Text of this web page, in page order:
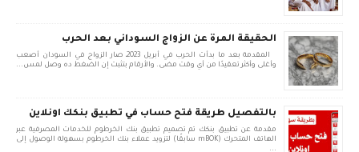
الحقيقة المرة عن الزواج السوداني بعد الحرب
المقدمة بعد ما بدأت الحرب في أبريل 2023، صار الزواج في السودان أصعب
وأغلى وأكثر تعقيدًا من أي وقت مضى. والأرقام بتثبت إن الضغط ده وصل لمس...
بالتفصيل طريقة فتح حساب في تطبيق بنكك اونلاين
مقدمة عن تطبيق بنكك تم تصميم تطبيق بنك الخرطوم للخدمات المصرفية عبر
الهاتف المتحرك (mBOK سابقًا) لتزويد عملاء بنك الخرطوم بسهولة الوصول إلى
...